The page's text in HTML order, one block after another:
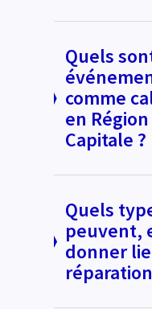
Quels
comme
en
Capitale ?
Quels
peuvent,
donner